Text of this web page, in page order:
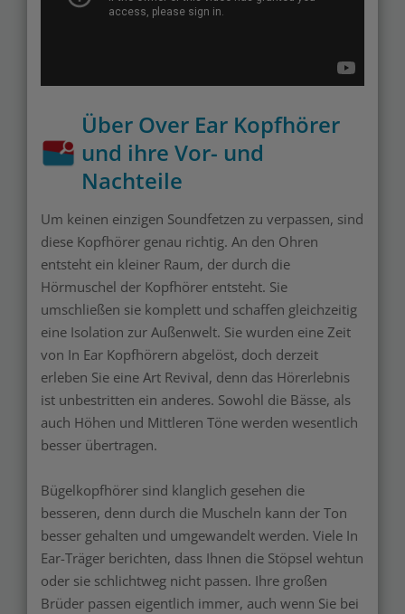
Über Over Ear Kopfhörer
und ihre Vor- und
Nachteile
Um keinen einzigen Soundfetzen zu verpassen, sind
diese Kopfhörer genau richtig. An den Ohren
entsteht ein kleiner Raum, der durch die
Hörmuschel der Kopfhörer entsteht. Sie
umschließen sie komplett und schaffen gleichzeitig
eine Isolation zur Außenwelt. Sie wurden eine Zeit
von In Ear Kopfhörern abgelöst, doch derzeit
erleben Sie eine Art Revival, denn das Hörerlebnis
ist unbestritten ein anderes. Sowohl die Bässe, als
auch Höhen und Mittleren Töne werden wesentlich
besser übertragen.
Bügelkopfhörer sind klanglich gesehen die
besseren, denn durch die Muscheln kann der Ton
besser gehalten und umgewandelt werden. Viele In
Ear-Träger berichten, dass Ihnen die Stöpsel wehtun
oder sie schlichtweg nicht passen. Ihre großen
Brüder passen eigentlich immer, auch wenn Sie bei